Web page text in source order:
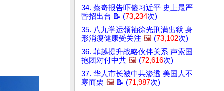
34. 蔡奇报告吓傻习近平 史上最严
昏招出台 📝 (73,234次)
35. 八九学运领袖徐光刑满出狱 身
形消瘦健康受关注 🖼️ (73,102次)
36. 菲越提升战略伙伴关系 声索国
抱团对付中共 🖼️ (72,616次)
37. 华人市长被中共渗透 美国人不
寒而栗 🖼️ 📝 (71,987次)